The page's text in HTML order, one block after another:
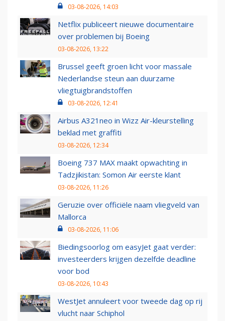
03-08-2026, 14:03
Netflix publiceert nieuwe documentaire
over problemen bij Boeing
03-08-2026, 13:22
Brussel geeft groen licht voor massale
Nederlandse steun aan duurzame
vliegtuigbrandstoffen
03-08-2026, 12:41
Airbus A321neo in Wizz Air-kleurstelling
beklad met graffiti
03-08-2026, 12:34
Boeing 737 MAX maakt opwachting in
Tadzjikistan: Somon Air eerste klant
03-08-2026, 11:26
Geruzie over officiële naam vliegveld van
Mallorca
03-08-2026, 11:06
Biedingsoorlog om easyJet gaat verder:
investeerders krijgen dezelfde deadline
voor bod
03-08-2026, 10:43
WestJet annuleert voor tweede dag op rij
vlucht naar Schiphol